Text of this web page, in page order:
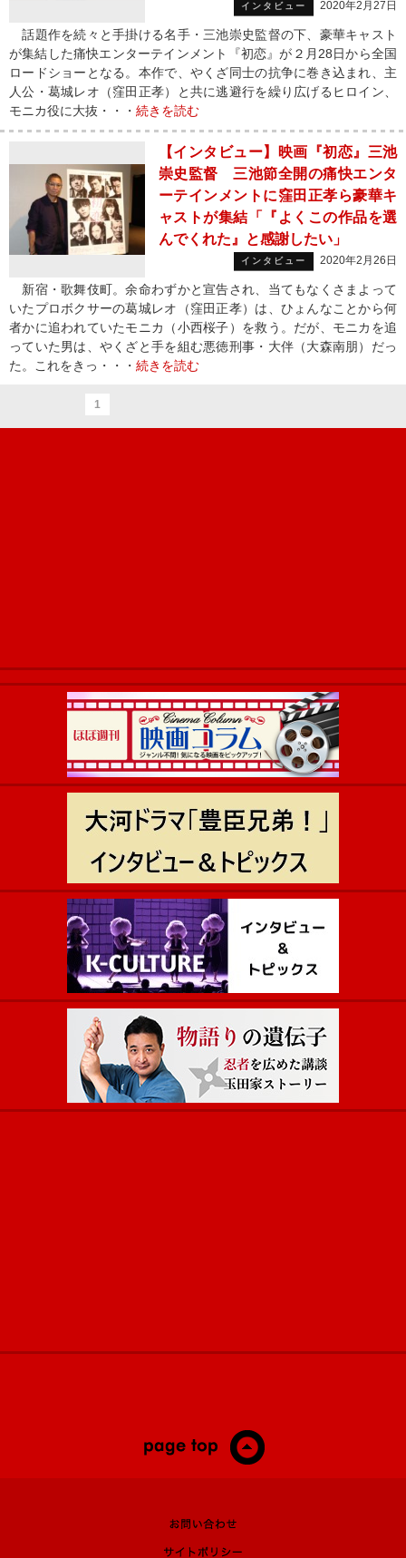
インタビュー 2020年2月27日
話題作を続々と手掛ける名手・三池崇史監督の下、豪華キャスト
が集結した痛快エンターテインメント『初恋』が２月28日から全国
ロードショーとなる。本作で、やくざ同士の抗争に巻き込まれ、主
人公・葛城レオ（窪田正孝）と共に逃避行を繰り広げるヒロイン、
モニカ役に大抜・・・ 続きを読む
【インタビュー】映画『初恋』三池
崇史監督 三池節全開の痛快エンタ
ーテインメントに窪田正孝ら豪華キ
ャストが集結「『よくこの作品を選
んでくれた』と感謝したい」
インタビュー 2020年2月26日
新宿・歌舞伎町。余命わずかと宣告され、当てもなくさまよって
いたプロボクサーの葛城レオ（窪田正孝）は、ひょんなことから何
者かに追われていたモニカ（小西桜子）を救う。だが、モニカを追
っていた男は、やくざと手を組む悪徳刑事・大伴（大森南朋）だっ
た。これをきっ・・・ 続きを読む
1